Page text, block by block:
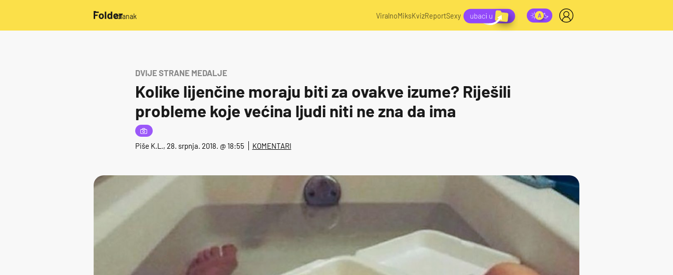
/članak ViralnoMiksKvizReportSexy
DVIJE STRANE MEDALJE
Kolike lijenčine moraju biti za ovakve izume? Riješili
probleme koje većina ljudi niti ne zna da ima
Piše K.L., 28. srpnja. 2018. @ 18:55 KOMENTARI